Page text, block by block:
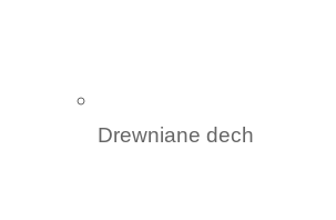
Drewniane dech